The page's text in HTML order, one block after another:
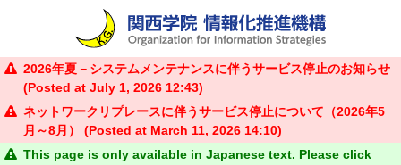
2026年夏－システムメンテナンスに伴うサービス停止のお知らせ
(Posted at July 1, 2026 12:43)
ネットワークリプレースに伴うサービス停止について（2026年5
月～8月） (Posted at March 11, 2026 14:10)
This page is only available in Japanese text. Please click